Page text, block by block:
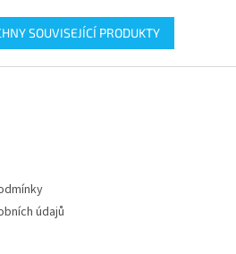
SOUVISEJÍCÍ PRODUKTY
údajů